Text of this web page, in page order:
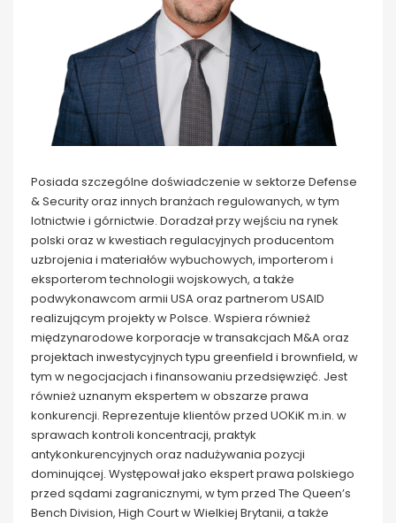
Posiada szczególne doświadczenie w sektorze Defense
& Security oraz innych branżach regulowanych, w tym
lotnictwie i górnictwie. Doradzał przy wejściu na rynek
polski oraz w kwestiach regulacyjnych producentom
uzbrojenia i materiałów wybuchowych, importerom i
eksporterom technologii wojskowych, a także
podwykonawcom armii USA oraz partnerom USAID
realizującym projekty w Polsce. Wspiera również
międzynarodowe korporacje w transakcjach M&A oraz
projektach inwestycyjnych typu greenfield i brownfield, w
tym w negocjacjach i finansowaniu przedsięwzięć. Jest
również uznanym ekspertem w obszarze prawa
konkurencji. Reprezentuje klientów przed UOKiK m.in. w
sprawach kontroli koncentracji, praktyk
antykonkurencyjnych oraz nadużywania pozycji
dominującej. Występował jako ekspert prawa polskiego
przed sądami zagranicznymi, w tym przed The Queen’s
Bench Division, High Court w Wielkiej Brytanii, a także